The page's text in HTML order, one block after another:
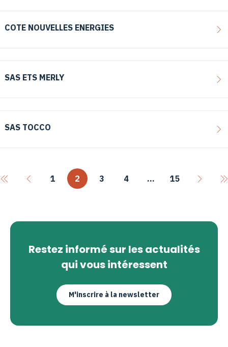
COTE NOUVELLES ENERGIES
SAS ETS MERLY
SAS TOCCO
1 2 3 4 … 15
Restez informé sur les actualités
qui vous intéressent
M'inscrire à la newsletter